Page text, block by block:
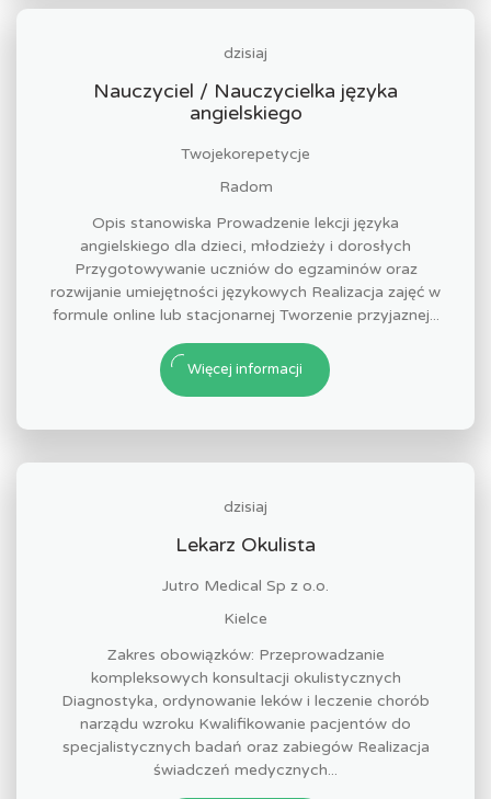
dzisiaj
Nauczyciel / Nauczycielka języka
angielskiego
Twojekorepetycje
Radom
Opis stanowiska Prowadzenie lekcji języka
angielskiego dla dzieci, młodzieży i dorosłych
Przygotowywanie uczniów do egzaminów oraz
rozwijanie umiejętności językowych Realizacja zajęć w
formule online lub stacjonarnej Tworzenie przyjaznej...
Więcej informacji
dzisiaj
Lekarz Okulista
Jutro Medical Sp z o.o.
Kielce
Zakres obowiązków: Przeprowadzanie
kompleksowych konsultacji okulistycznych
Diagnostyka, ordynowanie leków i leczenie chorób
narządu wzroku Kwalifikowanie pacjentów do
specjalistycznych badań oraz zabiegów Realizacja
świadczeń medycznych...